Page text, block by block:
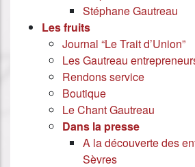
Stéphane Gautreau
Les fruits
Journal “Le Trait d’Union”
Les Gautreau
Rendons service
Boutique
Le Chant Gautreau
Dans la presse
A la découverte des
Sèvres